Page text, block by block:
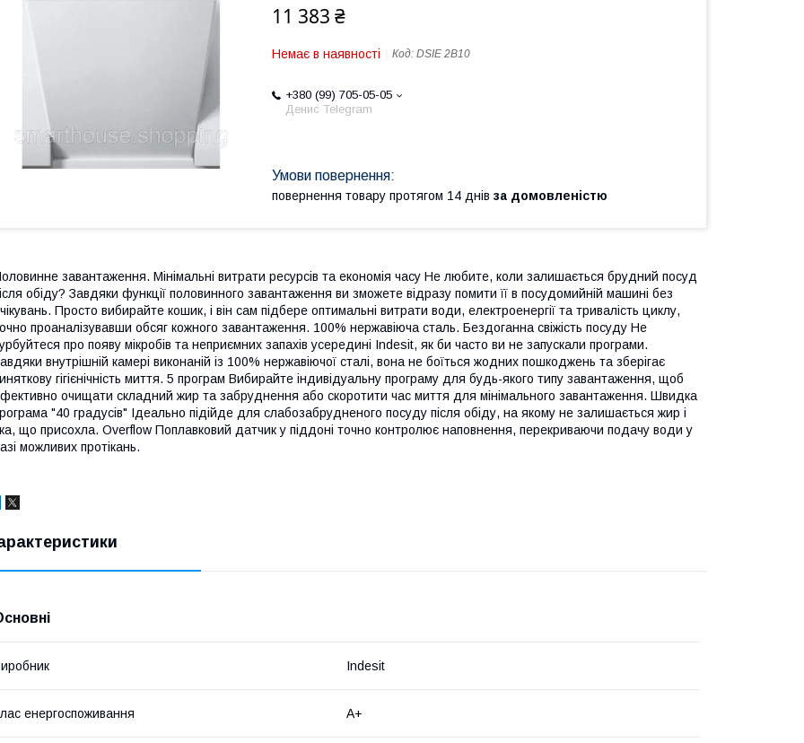
11 383 ₴
Немає в наявності Код: DSIE 2B10
+380 (99) 705-05-05
Денис Telegram
повернення товару протягом 14 днів за домовленістю
завантаження. Мінімальні витрати ресурсів та економія часу Не любите, коли залишається брудний посуд
обіду? Завдяки функції половинного завантаження ви зможете відразу помити її в посудомийній машині без
Просто вибирайте кошик, і він сам підбере оптимальні витрати води, електроенергії та тривалість циклу,
проаналізувавши обсяг кожного завантаження. 100% нержавіюча сталь. Бездоганна свіжість посуду Не
про появу мікробів та неприємних запахів усередині Indesit, як би часто ви не запускали програми.
внутрішній камері виконаній із 100% нержавіючої сталі, вона не боїться жодних пошкоджень та зберігає
гігієнічність миття. 5 програм Вибирайте індивідуальну програму для будь-якого типу завантаження, щоб
очищати складний жир та забруднення або скоротити час миття для мінімального завантаження. Швидка
"40 градусів" Ідеально підійде для слабозабрудненого посуду після обіду, на якому не залишається жир і
що присохла. Overflow Поплавковий датчик у піддоні точно контролює наповнення, перекриваючи подачу води у
можливих протікань.
Indesit
енергоспоживання A+